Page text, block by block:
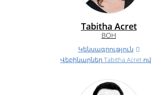
Tabitha Acret
BOH
Կենսագրություն
Վեբինարներ Tabitha Acret-ով